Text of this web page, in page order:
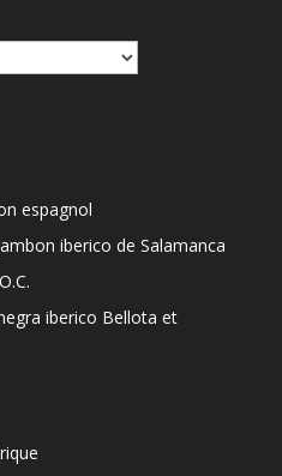
espagnol
iberico de Salamanca
iberico Bellota et